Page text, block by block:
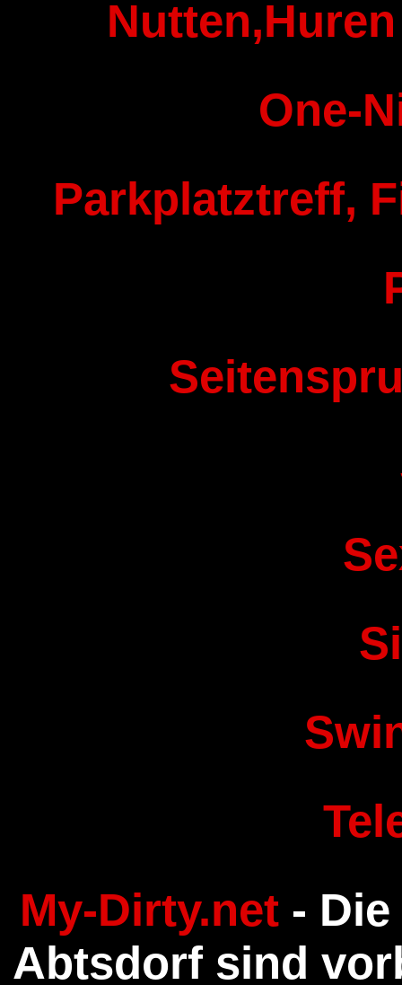
One-
Parkplatztreff,
My-Dirty.net -
Abtsdorf sind